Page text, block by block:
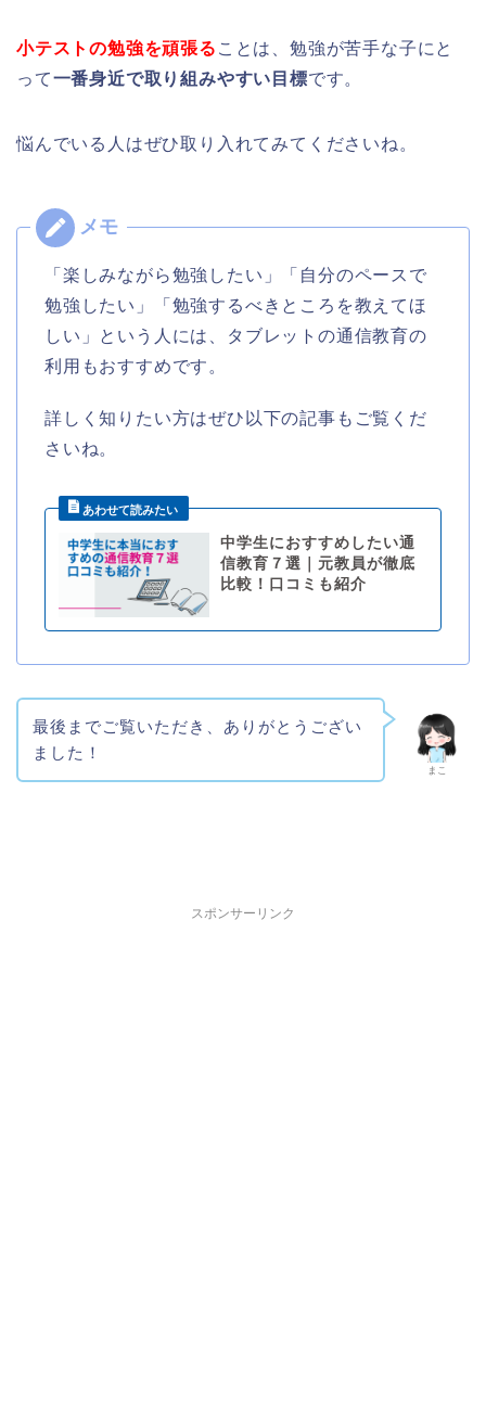
小テストの勉強を頑張る ことは、勉強が苦手な子にと
って一番身近で取り組みやすい目標です。
悩んでいる人はぜひ取り入れてみてくださいね。
「楽しみながら勉強したい」「自分のペースで
勉強したい」「勉強するべきところを教えてほ
しい」という人には、タブレットの通信教育の
利用もおすすめです。
詳しく知りたい方はぜひ以下の記事もご覧くだ
さいね。
中学生におすすめしたい通
信教育７選｜元教員が徹底
比較！口コミも紹介
まこ
最後までご覧いただき、ありがとうござい
ました！
スポンサーリンク